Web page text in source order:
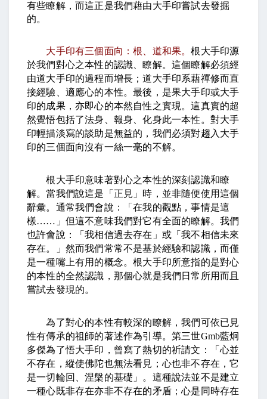
有些瞭解，而這正是我們藉由大手印嘗試去發掘
的。
大手印有三個面向：根、道和果。根大手印源
於我們對心之本性的認識、瞭解。這個瞭解必須經
由道大手印的過程而增長；道大手印系藉禪修而直
接經驗、適應心的本性。最後，是果大手印或大手
印的成果，亦即心的本然自性之實現。這真實的超
然覺悟包括了法身、報身、化身此一本性。對大手
印輕描淡寫的談助是無益的，我們必須對趨入大手
印的三個面向沒有一絲一毫的不解。
根大手印意味著對心之本性的深刻認識和瞭
解。當我們說這是「正見」時，並非隨便使用這個
辭彙。通常我們會說：「在我的觀點，事情是這
樣…… 」但這不意味我們對它有全面的瞭解。我們
也許會說：「我相信過去存在」或「我不相信未來
存在。」然而我們常常不是基於經驗和認識，而僅
是一種嘴上有用的概念。根大手印所意指的是對心
的本性的全然認識，那個心就是我們日常所用而且
嘗試去發現的。
為了對心的本性有較深的瞭解，我們可依已見
性有傳承的祖師的著述作為引導。第三世Gmb藍炯
多傑為了悟大手印，曾寫了熱切的祈請文：「心並
不存在，縱使佛陀也無法看見；心也非不存在，它
是一切輪回、涅槃的基礎」。這種說法並不是建立
一種心既非存在亦非不存在的矛盾；心是同時存在